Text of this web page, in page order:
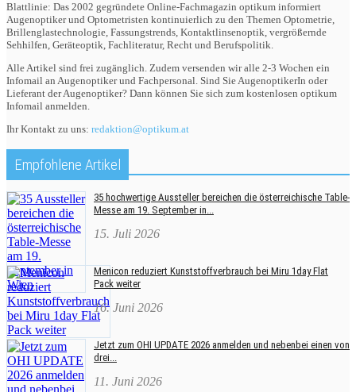
Blattlinie: Das 2002 gegründete Online-Fachmagazin optikum informiert
Augenoptiker und Optometristen kontinuierlich zu den Themen Optometrie,
Brillenglastechnologie, Fassungstrends, Kontaktlinsenoptik, vergrößernde
Sehhilfen, Geräteoptik, Fachliteratur, Recht und Berufspolitik.
Alle Artikel sind frei zugänglich. Zudem versenden wir alle 2-3 Wochen ein
Infomail an Augenoptiker und Fachpersonal. Sind Sie AugenoptikerIn oder
Lieferant der Augenoptiker? Dann können Sie sich zum kostenlosen optikum
Infomail anmelden.
Ihr Kontakt zu uns: redaktion@optikum.at
Empfohlene Artikel
35 hochwertige Aussteller bereichen die österreichische Table-
Messe am 19. September in...
15. Juli 2026
Menicon reduziert Kunststoffverbrauch bei Miru 1day Flat
Pack weiter
16. Juni 2026
Jetzt zum OHI UPDATE 2026 anmelden und nebenbei einen von
drei...
11. Juni 2026